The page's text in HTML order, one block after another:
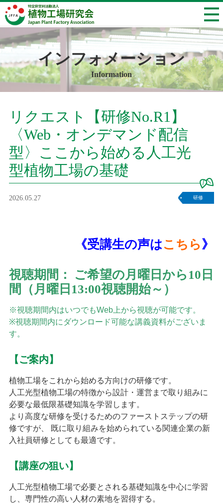
インフォメーション
Information
リクエスト【研修No.R1】
〈Web・オンデマンド配信
型〉ここから始める人工光
型植物工場の基礎
2026.05.27 研修
《受講生の声はこちら 》
視聴期間： ご希望の月曜日から10日
間（月曜日13:00視聴開始～）
※視聴期間内はいつでもWeb上から視聴が可能です。
※視聴期間内にダウンロード可能な講義資料がございま
す。
【ご案内】
植物工場をこれから始める方向けの研修です。
人工光型植物工場の特徴から設計・運営まで取り組みに
必要な最低限基礎知識を学習します。
より高度な研修を受けるためのファーストステップの研
修ですが、 既に取り組みを始められている関連企業の新
入社員研修としても最適です。
【講座の狙い】
人工光型植物工場で必要とされる基礎知識を中心に学習
し、専門性の高い人材の素地を習得する。